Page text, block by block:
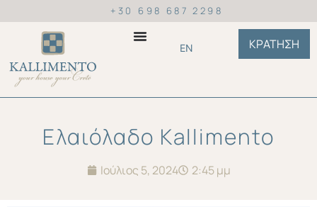
+30 698 687 2298
EN ΚΡΑΤΗΣΗ
Ελαιόλαδο Kallimento
Ιούλιος 5, 2024 2:45 μμ